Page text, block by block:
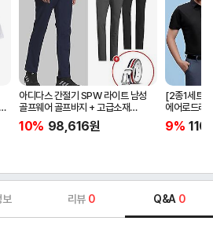
아디다스 간절기 SPW 라이트 남성
골프웨어 골프바지 + 고급소재
삼선패턴 골프벨트 세트
10% 98,616원
[2종1세트]
에어로드라
남자 골프
JG1313
9%
보 리뷰 0 Q&A 0